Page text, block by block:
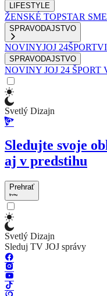
LIFESTYLE
ŽENSKÉ TOPSTAR
SPRAVODAJSTVO
NOVINYJOJ 24ŠPORT
SPRAVODAJSTVO
NOVINY JOJ 24 ŠPORT
Svetlý Dizajn
Sledujte svoje
aj v predstihu
Prehrať
Svetlý Dizajn
Sleduj TV JOJ správy